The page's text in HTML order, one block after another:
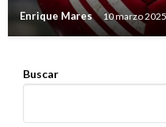
Enrique Mares 10 marzo 2025
Buscar